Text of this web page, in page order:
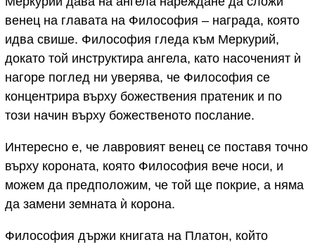
венец на главата на Философия – награда, която
идва свише. Философия гледа към Меркурий,
докато той инструктира ангела, като насоченият ѝ
нагоре поглед ни уверява, че Философия се
концентрира върху божествения пратеник и по
този начин върху божественото послание.
Интересно е, че лавровият венец се поставя точно
върху короната, която Философия вече носи, и
можем да предположим, че той ще покрие, а няма
да замени земната ѝ корона.
Философия държи книгата на Платон, който